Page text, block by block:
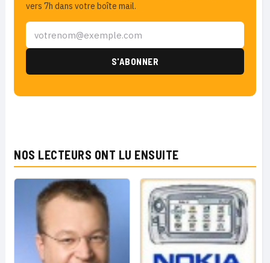
vers 7h dans votre boîte mail.
NOS LECTEURS ONT LU ENSUITE